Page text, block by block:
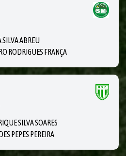
ABREU
RODRIGUES FRANÇA
SILVA SOARES
PEPES PEREIRA